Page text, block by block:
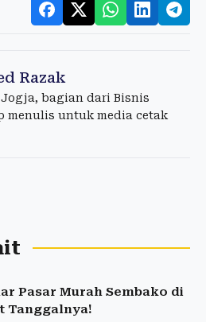
Razak
bagian dari Bisnis
menulis untuk media cetak
Pasar Murah Sembako di
Tanggalnya!